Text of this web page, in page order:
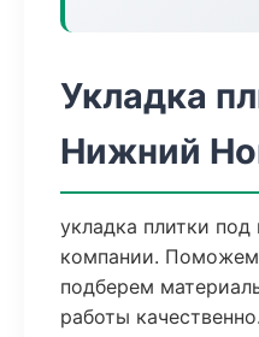
Укладка
Нижний
укладка плитки
компании.
подберем
работы качественно.